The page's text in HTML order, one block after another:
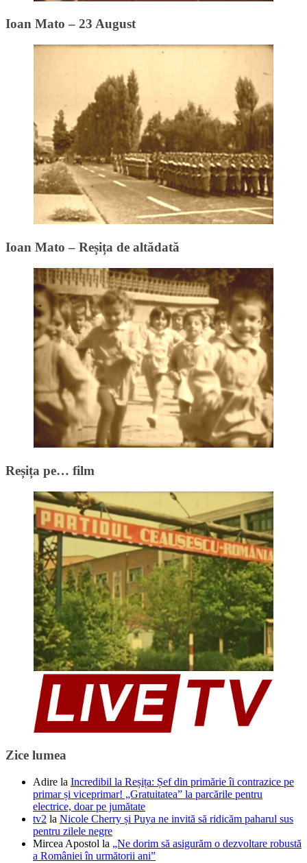
Ioan Mato – 23 August
Ioan Mato – Reșița de altădată
Reșița pe… film
Zice lumea
Adire la Incredibil la Reșița: Șef din primărie îi contrazice pe
primar și viceprimar! „Gratuitatea” la parcările pentru
electrice, doar pe jumătate
tv2 la Nicole Cherry și Puya ne invită să ridicăm paharul sus
pentru zilele negre
Mircea Apostol la „Ne dorim să asigurăm o dezvoltare robustă
a României în următorii ani”